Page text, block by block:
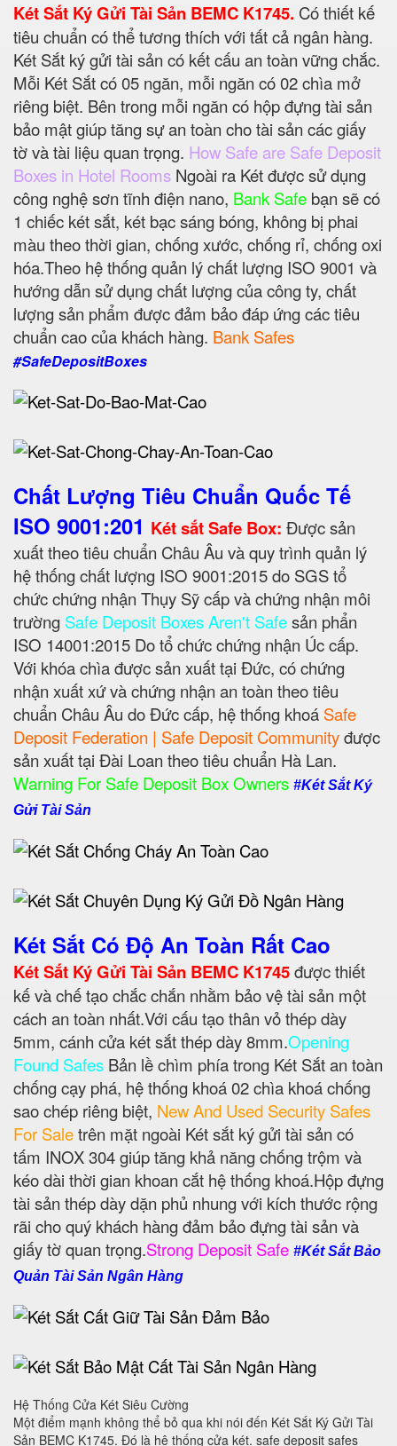
Két Sắt Ký Gửi Tài Sản BEMC K1745. Có thiết kế
tiêu chuẩn có thể tương thích với tất cả ngân hàng.
Két Sắt ký gửi tài sản có kết cấu an toàn vững chắc.
Mỗi Két Sắt có 05 ngăn, mỗi ngăn có 02 chìa mở
riêng biệt. Bên trong mỗi ngăn có hộp đựng tài sản
bảo mật giúp tăng sự an toàn cho tài sản các giấy
tờ và tài liệu quan trọng. How Safe are Safe Deposit
Boxes in Hotel Rooms Ngoài ra Két được sử dụng
công nghệ sơn tĩnh điện nano, Bank Safe bạn sẽ có
1 chiếc két sắt, két bạc sáng bóng, không bị phai
màu theo thời gian, chống xước, chống rỉ, chống oxi
hóa.Theo hệ thống quản lý chất lượng ISO 9001 và
hướng dẫn sử dụng chất lượng của công ty, chất
lượng sản phẩm được đảm bảo đáp ứng các tiêu
chuẩn cao của khách hàng. Bank Safes
#SafeDepositBoxes
Chất Lượng Tiêu Chuẩn Quốc Tế
ISO 9001:201 Két sắt Safe Box: Được sản
xuất theo tiêu chuẩn Châu Âu và quy trình quản lý
hệ thống chất lượng ISO 9001:2015 do SGS tổ
chức chứng nhận Thụy Sỹ cấp và chứng nhận môi
trường Safe Deposit Boxes Aren't Safesản phẩn
ISO 14001:2015 Do tổ chức chứng nhận Úc cấp.
Với khóa chìa được sản xuất tại Đức, có chứng
nhận xuất xứ và chứng nhận an toàn theo tiêu
chuẩn Châu Âu do Đức cấp, hệ thống khoá Safe
Deposit Federation | Safe Deposit Communityđược
sản xuất tại Đài Loan theo tiêu chuẩn Hà Lan.
Warning For Safe Deposit Box Owners #Két Sắt Ký
Gửi Tài Sản
Két Sắt Có Độ An Toàn Rất Cao
Két Sắt Ký Gửi Tài Sản BEMC K1745được thiết
kế và chế tạo chắc chắn nhằm bảo vệ tài sản một
cách an toàn nhất.Với cấu tạo thân vỏ thép dày
5mm, cánh cửa két sắt thép dày 8mm.Opening
Found Safes Bản lề chìm phía trong Két Sắt an toàn
chống cạy phá, hệ thống khoá 02 chìa khoá chống
sao chép riêng biệt, New And Used Security Safes
For Saletrên mặt ngoài Két sắt ký gửi tài sản có
tấm INOX 304 giúp tăng khả năng chống trộm và
kéo dài thời gian khoan cắt hệ thống khoá.Hộp đựng
tài sản thép dày dặn phủ nhung với kích thước rộng
rãi cho quý khách hàng đảm bảo đựng tài sản và
giấy tờ quan trọng.Strong Deposit Safe #Két Sắt Bảo
Quản Tài Sản Ngân Hàng
Hệ Thống Cửa Két Siêu Cường
Một điểm mạnh không thể bỏ qua khi nói đến Két Sắt Ký Gửi Tài
Sản BEMC K1745. Đó là hệ thống cửa két. safe deposit safes